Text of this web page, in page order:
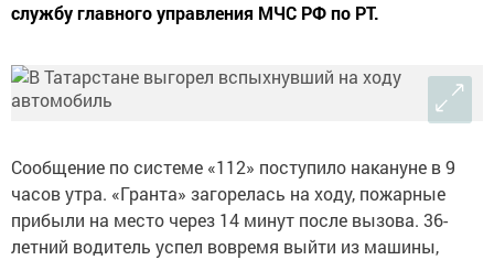
службу главного управления МЧС РФ по РТ.
Сообщение по системе «112» поступило накануне в 9
часов утра. «Гранта» загорелась на ходу, пожарные
прибыли на место через 14 минут после вызова. 36-
летний водитель успел вовремя выйти из машины,